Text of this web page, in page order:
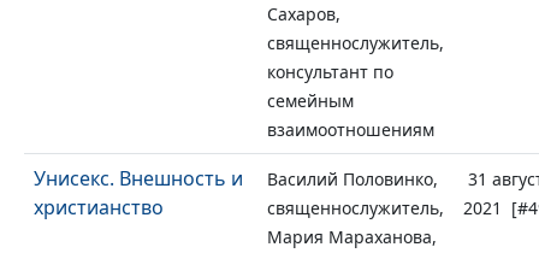
Сахаров,
священнослужитель,
консультант по
семейным
взаимоотношениям
Унисекс. Внешность и
христианство
Василий Половинко,
священнослужитель,
Мария Мараханова,
31
2021